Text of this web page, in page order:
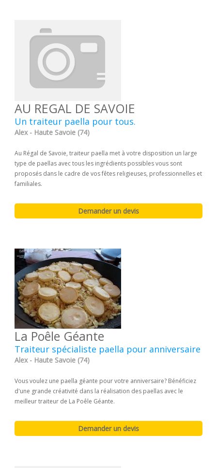
AU REGAL DE SAVOIE
Un traiteur paella pour tous.
Alex - Haute Savoie (74)
Au Régal de Savoie, traiteur paella met à votre disposition un large
type de paellas avec tous les ingrédients possibles vous sont
proposés dans le cadre de vos fêtes religieuses, professionnelles et
familiales.
La Poêle Géante
Traiteur spécialiste paella pour anniversaire
Alex - Haute Savoie (74)
Vous voulez une paella géante pour votre anniversaire? Bénéficiez
d'une grande créativité dans la réalisation des paellas avec le
meilleur traiteur de La Poêle Géante.